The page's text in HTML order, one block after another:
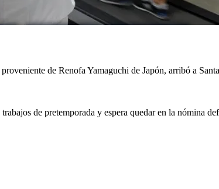
de Renofa Yamaguchi de Japón, arribó a
de pretemporada y espera quedar en la nómina